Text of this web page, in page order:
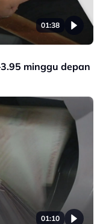
01:38
minggu depan
01:10